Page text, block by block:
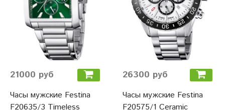
21000 руб
Часы мужские Festina
F20635/3 Timeless
26300 руб
Часы мужские Festina
F20575/1 Ceramic